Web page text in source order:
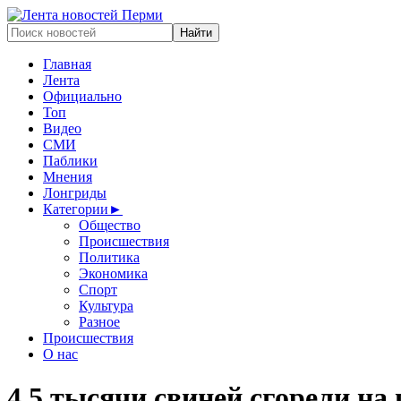
Главная
Лента
Официально
Топ
Видео
СМИ
Паблики
Мнения
Лонгриды
Категории ►
Общество
Происшествия
Политика
Экономика
Спорт
Культура
Разное
Происшествия
О нас